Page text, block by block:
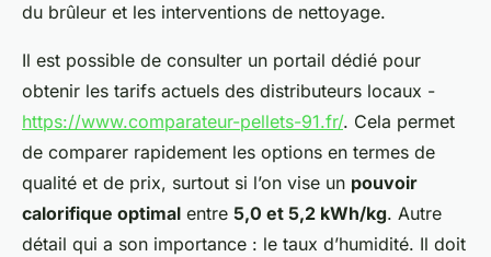
du brûleur et les interventions de nettoyage.
Il est possible de consulter un portail dédié pour
obtenir les tarifs actuels des distributeurs locaux -
https://www.comparateur-pellets-91.fr/. Cela permet
de comparer rapidement les options en termes de
qualité et de prix, surtout si l’on vise un pouvoir
calorifique optimal entre 5,0 et 5,2 kWh/kg. Autre
détail qui a son importance : le taux d’humidité. Il doit